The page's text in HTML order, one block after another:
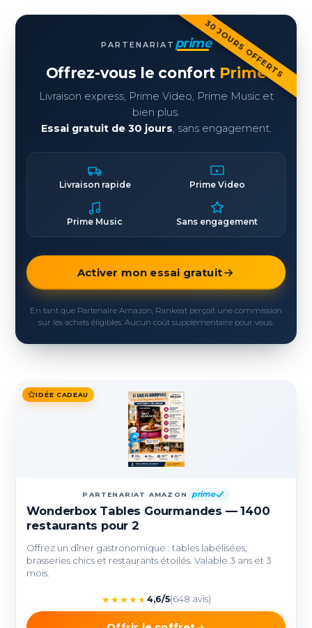
30 JOURS OFFERTS
PARTENARIAT prime
Offrez-vous le confort Prime
Livraison express, Prime Video, Prime Music et
bien plus.
Essai gratuit de 30 jours, sans engagement.
Livraison rapide Prime Video
Prime Music Sans engagement
Activer mon essai gratuit
En tant que Partenaire Amazon, Rankeat perçoit une commission
sur les achats éligibles. Aucun coût supplémentaire pour vous.
IDÉE CADEAU
PARTENARIAT AMAZON prime
Wonderbox Tables Gourmandes — 1400
restaurants pour 2
Offrez un dîner gastronomique : tables labélisées,
brasseries chics et restaurants étoilés. Valable 3 ans et 3
mois.
★★★★★ 4,6/5(648 avis)